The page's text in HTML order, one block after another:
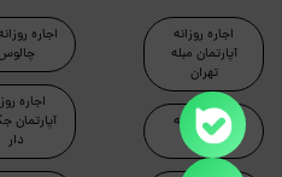
اجاره روزانه
آپارتمان مبله
تهران
اجاره روزانه
ماسال
اجاره
اجاره
آپارتمان
دار